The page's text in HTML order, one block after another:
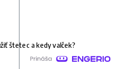
štetec a kedy valček?